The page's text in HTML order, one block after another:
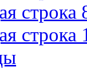
строка
строка